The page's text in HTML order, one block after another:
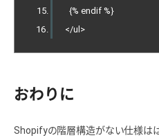
{% endif %}
</ul>
おわりに
Shopifyの階層構造がない仕様は